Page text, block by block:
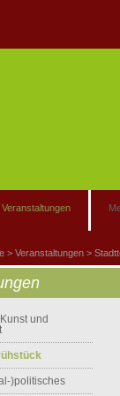
Veranstaltungen
Veranstaltungen
und
)politisches